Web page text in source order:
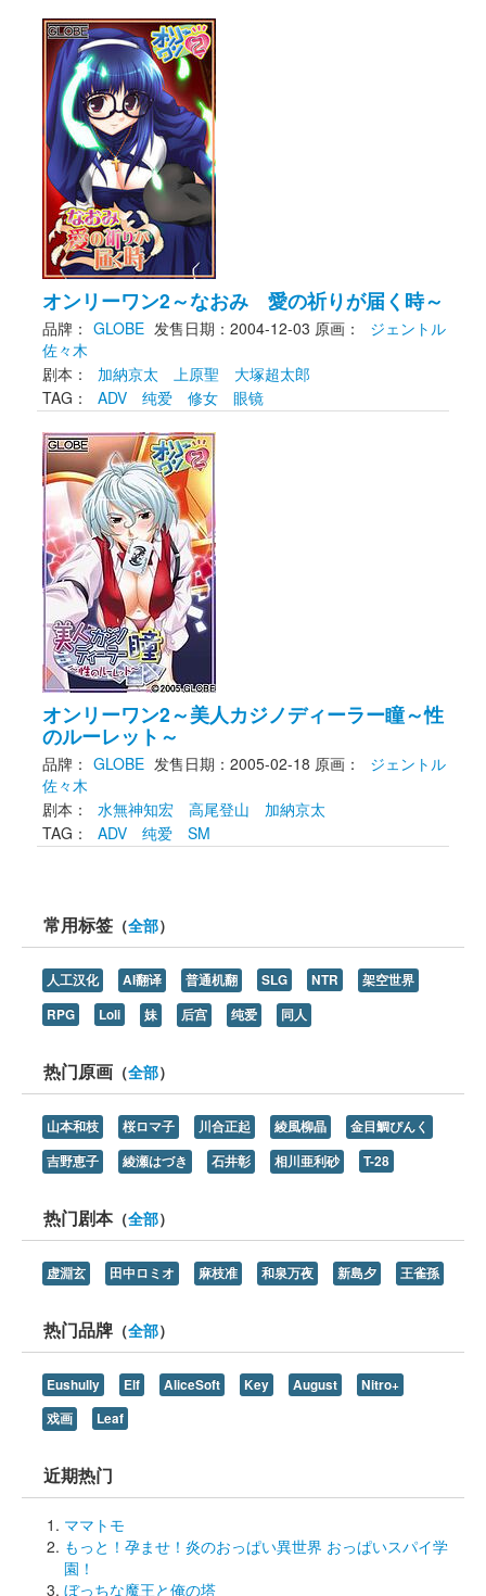
オンリーワン2～なおみ 愛の祈りが届く時～
品牌： GLOBE 发售日期：2004-12-03 原画：
ジェントル
佐々木
剧本：
加納京太 上原聖
大塚超太郎
TAG：
ADV 纯爱 修女 眼镜
オンリーワン2～美人カジノディーラー瞳～性
のルーレット～
品牌： GLOBE 发售日期：2005-02-18 原画：
ジェントル
佐々木
剧本：
水無神知宏 高尾登山
加納京太
TAG：
ADV 纯爱 SM
常用标签 （全部）
人工汉化 AI翻译 普通机翻 SLG NTR
架空世界
RPG
Loli 妹 后宫 纯爱 同人
热门原画 （全部）
山本和枝 桜ロマ子 川合正起 綾風柳晶
金目鯛ぴんく
吉野恵子
綾瀬はづき 石井彰 相川亜利砂 T-28
热门剧本（全部）
虚淵玄 田中ロミオ 麻枝准 和泉万夜 新島夕 王雀孫
热门品牌 （全部）
Eushully Elf AliceSoft Key August
Nitro+
戏画
Leaf
近期热门
ママトモ
もっと！孕ませ！炎のおっぱい異世界 おっぱいスパイ学
園！
ぼっちな魔王と俺の塔